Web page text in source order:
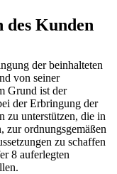
Kunden
der beinhalteten
von seiner
Grund ist der
der Erbringung der
zu unterstützen, die in
zur ordnungsgemäßen
zu schaffen
8 auferlegten